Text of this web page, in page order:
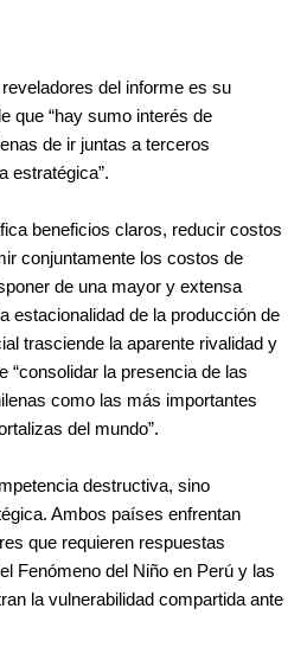
del informe es su
que “hay sumo interés de
de ir juntas a terceros
estratégica”.
beneficios claros, reducir costos
conjuntamente los costos de
de una mayor y extensa
estacionalidad de la producción de
trasciende la aparente rivalidad y
“consolidar la presencia de las
como las más importantes
del mundo”.
destructiva, sino
Ambos países enfrentan
que requieren respuestas
Fenómeno del Niño en Perú y las
la vulnerabilidad compartida ante